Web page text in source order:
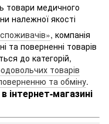
товари медичного
належної якості
, компанія
та поверненні товарів
до категорій,
товарів
та обміну.
інтернет-магазині